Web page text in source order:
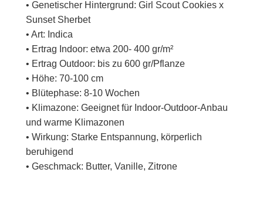
• Genetischer Hintergrund: Girl Scout Cookies x
Sunset Sherbet
• Art: Indica
• Ertrag Indoor: etwa 200- 400 gr/m²
• Ertrag Outdoor: bis zu 600 gr/Pflanze
• Höhe: 70-100 cm
• Blütephase: 8-10 Wochen
• Klimazone: Geeignet für Indoor-Outdoor-Anbau
und warme Klimazonen
• Wirkung: Starke Entspannung, körperlich
beruhigend
• Geschmack: Butter, Vanille, Zitrone